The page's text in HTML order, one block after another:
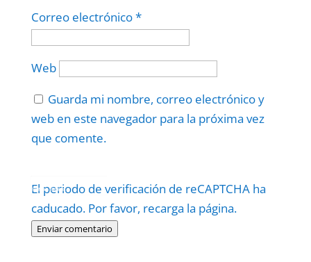
Correo electrónico*
Web
Guarda mi nombre, correo electrónico y
web en este navegador para la próxima vez
que comente.
El periodo de verificación de reCAPTCHA ha
caducado. Por favor, recarga la página.
Enviar comentario
Politica–Términos.